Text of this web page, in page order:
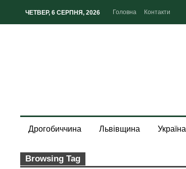
ЧЕТВЕР, 6 СЕРПНЯ, 2026 Головна Контакти
Дрогобиччина Львівщина Україна
Browsing Tag